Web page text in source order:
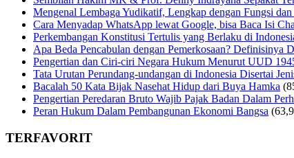
Mengenal Lembaga Yudikatif, Lengkap dengan Fungsi
Cara Menyadap WhatsApp lewat Google, bisa Baca Isi
Perkembangan Konstitusi Tertulis yang Berlaku di
Apa Beda Pencabulan dengan Pemerkosaan? Definisinya
Pengertian dan Ciri-ciri Negara Hukum Menurut UUD
Tata Urutan Perundang-undangan di Indonesia Disertai
Bacalah 50 Kata Bijak Nasehat Hidup dari Buya Hamka
Pengertian Peredaran Bruto Wajib Pajak Badan Dalam
Peran Hukum Dalam Pembangunan Ekonomi Bangsa
TERFAVORIT